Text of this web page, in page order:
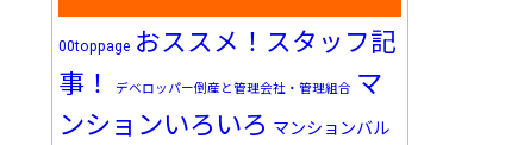
00toppage おススメ！スタッフ記
事！
デベロッパー倒産と管理会社・管理組合 マ
ンションいろいろ マンションバル